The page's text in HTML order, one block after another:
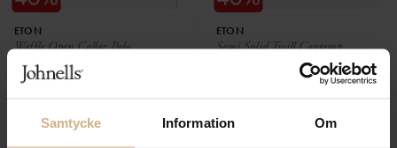
Samtycke Information Om
Waffle Open Collar Polo
ETON
1 199 SEK
Semi Solid Twill Contemp
ETON